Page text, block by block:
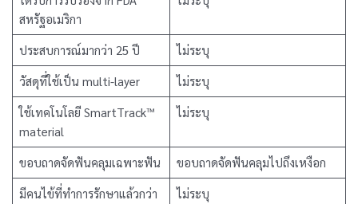
สหรัฐอเมริกา
ประสบการณ์มากว่า 25 ปี ไม่ระบุ
วัสดุที่ใช้เป็น multi-layer ไม่ระบุ
ใช้เทคโนโลยี SmartTrack™
material
ไม่ระบุ
ขอบถาดจัดฟันคลุมเฉพาะฟัน ขอบถาดจัดฟันคลุมไปถึงเหงือก
มีคนไข้ที่ทำการรักษาแล้วกว่า
ไม่ระบุ